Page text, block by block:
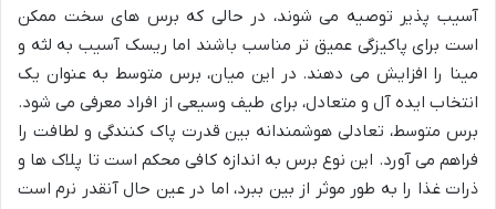
آسیب پذیر توصیه می شوند، در حالی که برس های سخت ممکن
است برای پاکیزگی عمیق تر مناسب باشند اما ریسک آسیب به لثه و
مینا را افزایش می دهند. در این میان، برس متوسط به عنوان یک
انتخاب ایده آل و متعادل، برای طیف وسیعی از افراد معرفی می شود.
برس متوسط، تعادلی هوشمندانه بین قدرت پاک کنندگی و لطافت را
فراهم می آورد. این نوع برس به اندازه کافی محکم است تا پلاک ها و
ذرات غذا را به طور موثر از بین ببرد، اما در عین حال آنقدر نرم است